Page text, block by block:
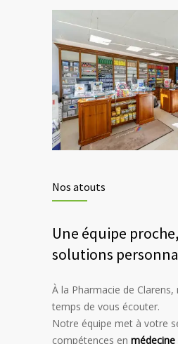
Nos atouts
Une équipe
solutions
À la Pharmacie de
temps de vous écouter.
Notre équipe met à votre
compétences en